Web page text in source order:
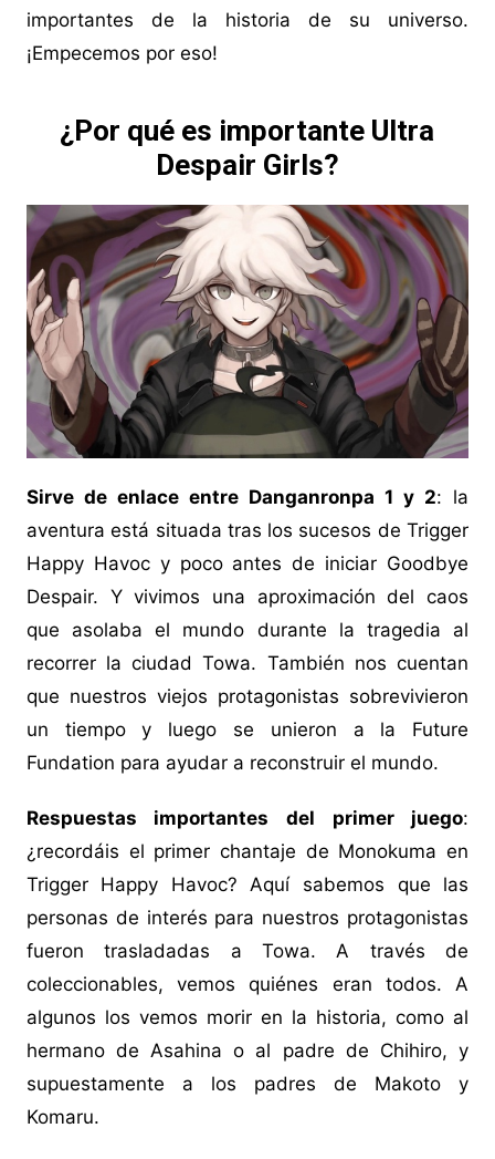
importantes de la historia de su universo.
¡Empecemos por eso!
¿Por qué es importante Ultra
Despair Girls?
Sirve de enlace entre Danganronpa 1 y 2: la
aventura está situada tras los sucesos de Trigger
Happy Havoc y poco antes de iniciar Goodbye
Despair. Y vivimos una aproximación del caos
que asolaba el mundo durante la tragedia al
recorrer la ciudad Towa. También nos cuentan
que nuestros viejos protagonistas sobrevivieron
un tiempo y luego se unieron a la Future
Fundation para ayudar a reconstruir el mundo.
Respuestas importantes del primer juego:
¿recordáis el primer chantaje de Monokuma en
Trigger Happy Havoc? Aquí sabemos que las
personas de interés para nuestros protagonistas
fueron trasladadas a Towa. A través de
coleccionables, vemos quiénes eran todos. A
algunos los vemos morir en la historia, como al
hermano de Asahina o al padre de Chihiro, y
supuestamente a los padres de Makoto y
Komaru.